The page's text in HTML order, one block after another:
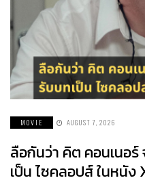
MOVIE AUGUST 7, 2026
ลือกันว่า คิต คอนเนอร์
เป็น ไซคลอปส์ ในหนัง